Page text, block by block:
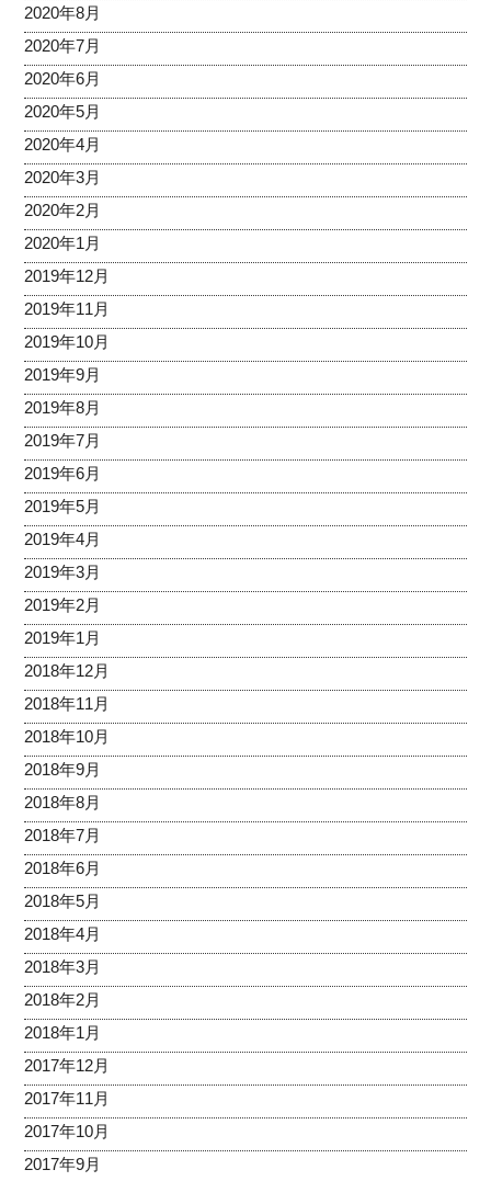
2020年8月
2020年7月
2020年6月
2020年5月
2020年4月
2020年3月
2020年2月
2020年1月
2019年12月
2019年11月
2019年10月
2019年9月
2019年8月
2019年7月
2019年6月
2019年5月
2019年4月
2019年3月
2019年2月
2019年1月
2018年12月
2018年11月
2018年10月
2018年9月
2018年8月
2018年7月
2018年6月
2018年5月
2018年4月
2018年3月
2018年2月
2018年1月
2017年12月
2017年11月
2017年10月
2017年9月